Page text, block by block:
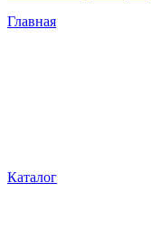
Главная
Каталог